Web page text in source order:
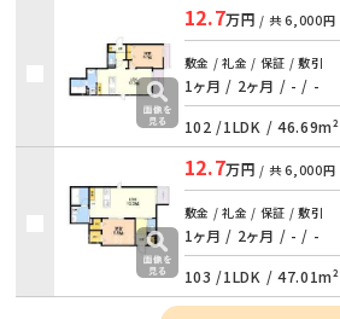
12.7万円 / 共6,000円
敷金 / 礼金 / 保証 / 敷引
1ヶ月 / 2ヶ月 / - / -
102 /1LDK / 46.69m²
12.7万円 / 共6,000円
敷金 / 礼金 / 保証 / 敷引
1ヶ月 / 2ヶ月 / - / -
103 /1LDK / 47.01m²